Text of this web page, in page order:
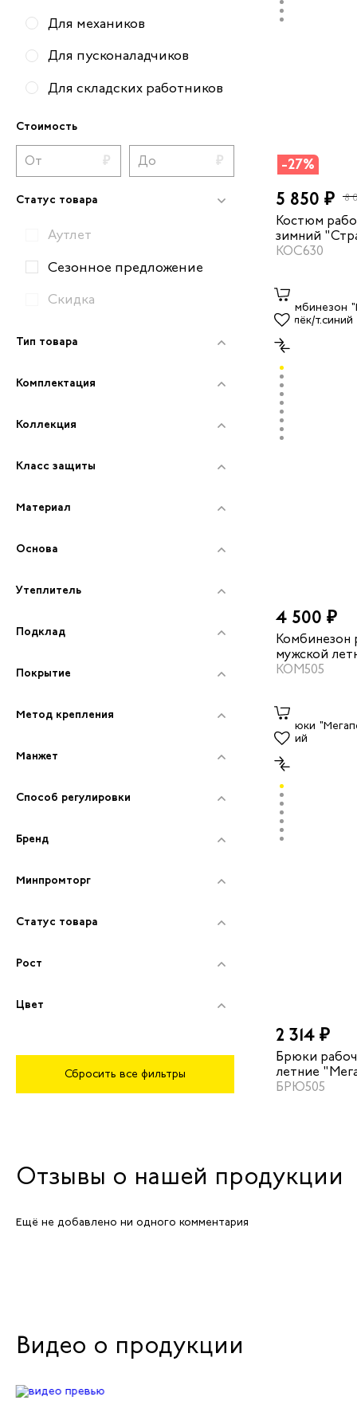
Для механиков
Для пусконаладчиков
Для складских работников
Для техников
Вся рабочая обувь
Стоимость
Статус товара
Аутлет
Сезонное предложение
Скидка
Тип товара
Комплектация
Коллекция
Класс защиты
Материал
Основа
Утеплитель
Подклад
Покрытие
Метод крепления
Манжет
Способ регулировки
Бренд
Минпромторг
Статус товара
Рост
Цвет
Сбросить все фильтры
-27%
5 850 ₽ 8
Костюм
зимний
темно-
КОС630
4 500 ₽
Комбинезон
мужской
демисезонный
КОМ505
2 314 ₽
Брюки
летние
василек/
БРЮ505
Отзывы о нашей продукции
Ещё не добавлено ни одного комментария
Видео о продукции